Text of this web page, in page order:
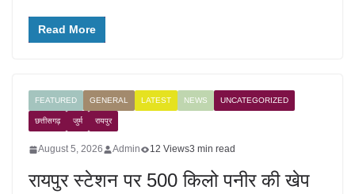
Read More
FEATURED GENERAL LATEST NEWS UNCATEGORIZED
छत्तीसगढ़ जुर्म रायपुर
August 5, 2026 Admin 12 Views3 min read
रायपुर स्टेशन पर 500 किलो पनीर की खेप